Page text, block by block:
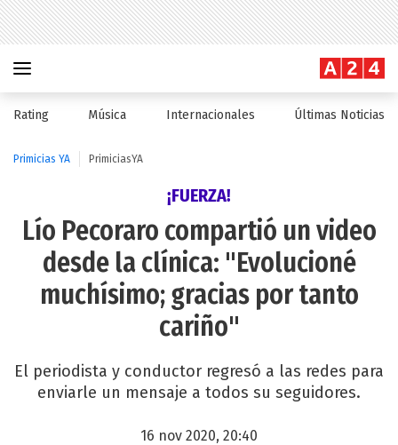
Rating Música Internacionales Últimas Noticias
Primicias YA PrimiciasYA
¡FUERZA!
Lío Pecoraro compartió un video
desde la clínica: "Evolucioné
muchísimo; gracias por tanto
cariño"
El periodista y conductor regresó a las redes para
enviarle un mensaje a todos su seguidores.
16 nov 2020, 20:40